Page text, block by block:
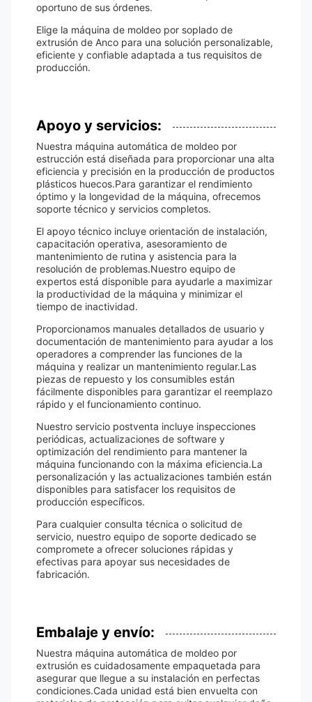
oportuno de sus órdenes.
Elige la máquina de moldeo por soplado de
extrusión de Anco para una solución personalizable,
eficiente y confiable adaptada a tus requisitos de
producción.
Apoyo y servicios:
Nuestra máquina automática de moldeo por
estrucción está diseñada para proporcionar una alta
eficiencia y precisión en la producción de productos
plásticos huecos.Para garantizar el rendimiento
óptimo y la longevidad de la máquina, ofrecemos
soporte técnico y servicios completos.
El apoyo técnico incluye orientación de instalación,
capacitación operativa, asesoramiento de
mantenimiento de rutina y asistencia para la
resolución de problemas.Nuestro equipo de
expertos está disponible para ayudarle a maximizar
la productividad de la máquina y minimizar el
tiempo de inactividad.
Proporcionamos manuales detallados de usuario y
documentación de mantenimiento para ayudar a los
operadores a comprender las funciones de la
máquina y realizar un mantenimiento regular.Las
piezas de repuesto y los consumibles están
fácilmente disponibles para garantizar el reemplazo
rápido y el funcionamiento continuo.
Nuestro servicio postventa incluye inspecciones
periódicas, actualizaciones de software y
optimización del rendimiento para mantener la
máquina funcionando con la máxima eficiencia.La
personalización y las actualizaciones también están
disponibles para satisfacer los requisitos de
producción específicos.
Para cualquier consulta técnica o solicitud de
servicio, nuestro equipo de soporte dedicado se
compromete a ofrecer soluciones rápidas y
efectivas para apoyar sus necesidades de
fabricación.
Embalaje y envío:
Nuestra máquina automática de moldeo por
extrusión es cuidadosamente empaquetada para
asegurar que llegue a su instalación en perfectas
condiciones.Cada unidad está bien envuelta con